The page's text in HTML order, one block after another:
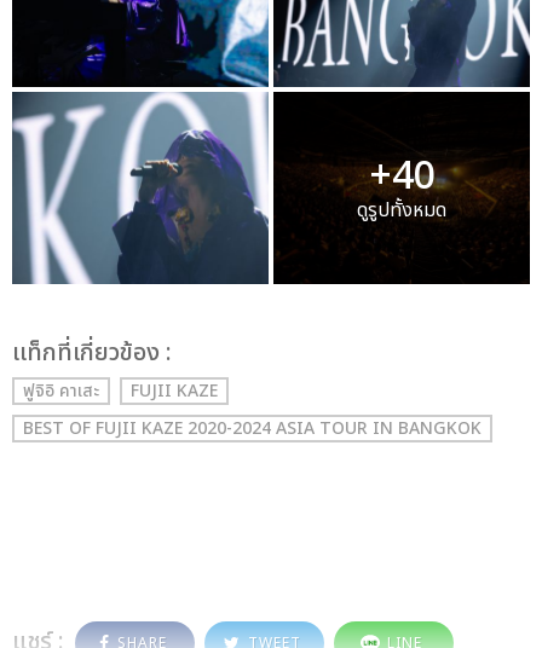
+40
ดูรูปทั้งหมด
เเท็กที่เกี่ยวข้อง :
ฟูจิอิ คาเสะ
FUJII KAZE
BEST OF FUJII KAZE 2020-2024 ASIA TOUR IN BANGKOK
SHARE TWEET LINE